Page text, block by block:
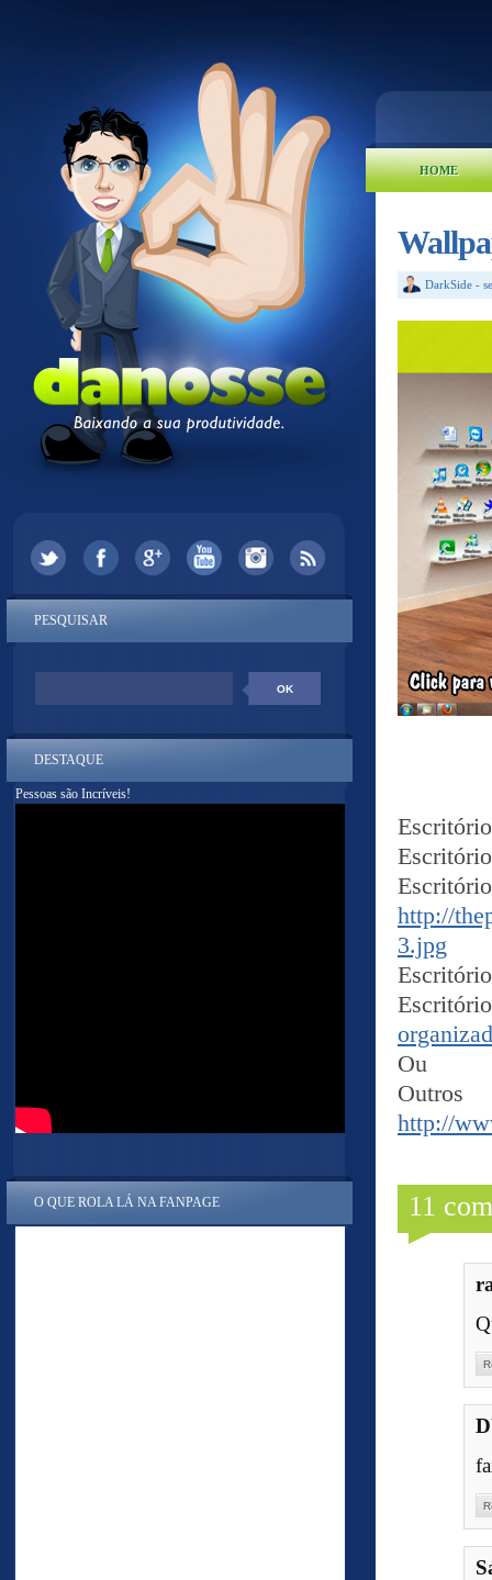
HOME
DarkSide -
http://
3.jpg
Ou
http://
11
PESQUISAR
DESTAQUE
Pessoas são Incríveis!
O QUE ROLA LÁ NA FANPAGE